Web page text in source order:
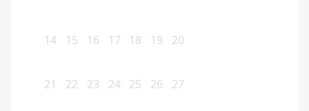
14 15 16 17 18 19 20
21 22 23 24 25 26 27